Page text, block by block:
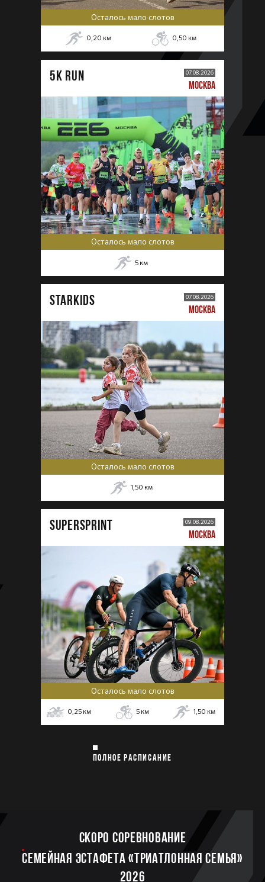
Осталось мало слотов
0,20 км 0,50 км
5К RUN 07.08.2026
МОСКВА
Осталось мало слотов
5 км
STARKIDS 07.08.2026
МОСКВА
Осталось мало слотов
1,50 км
SUPERSPRINT 09.08.2026
МОСКВА
Осталось мало слотов
0,25 км 5 км 1,50 км
ПОЛНОЕ РАСПИСАНИЕ
Скоро соревнование
Семейная эстафета «Триатлонная семья»
2026